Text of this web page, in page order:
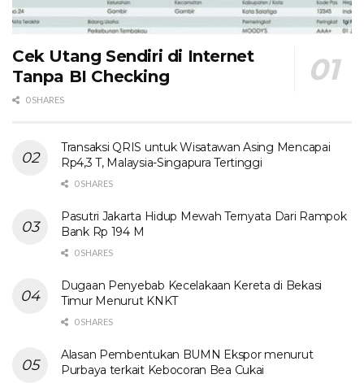
Cek Utang Sendiri di Internet
Tanpa BI Checking
0 SHARES
Transaksi QRIS untuk Wisatawan Asing Mencapai
Rp4,3 T, Malaysia-Singapura Tertinggi
0 SHARES
Pasutri Jakarta Hidup Mewah Ternyata Dari Rampok
Bank Rp 194 M
0 SHARES
Dugaan Penyebab Kecelakaan Kereta di Bekasi
Timur Menurut KNKT
0 SHARES
Alasan Pembentukan BUMN Ekspor menurut
Purbaya terkait Kebocoran Bea Cukai